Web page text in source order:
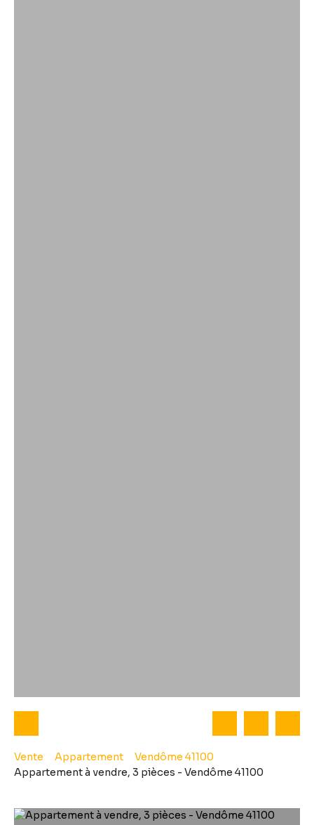
Vente Appartement
Vendôme 41100
Appartement à vendre, 3 pièces - Vendôme 41100